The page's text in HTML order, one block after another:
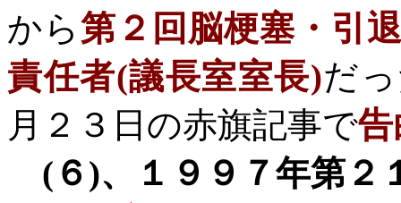
から第２回脳梗塞・引
責任者(議長室室長)だ
月２３日の赤旗記事で告
( ６ )、１９９７年第２